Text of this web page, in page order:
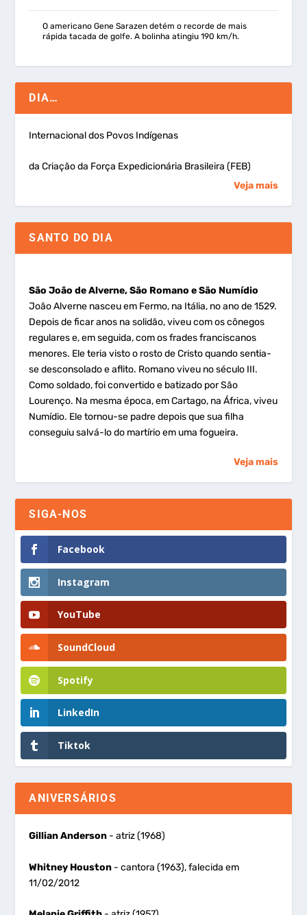
O americano Gene Sarazen detém o recorde de mais
rápida tacada de golfe. A bolinha atingiu 190 km/h.
DIA…
Internacional dos Povos Indígenas
da Criação da Força Expedicionária Brasileira (FEB)
Veja mais
SANTO DO DIA
São João de Alverne, São Romano e São Numídio
João Alverne nasceu em Fermo, na Itália, no ano de 1529.
Depois de ficar anos na solidão, viveu com os cônegos
regulares e, em seguida, com os frades franciscanos
menores. Ele teria visto o rosto de Cristo quando sentia-
se desconsolado e aflito. Romano viveu no século III.
Como soldado, foi convertido e batizado por São
Lourenço. Na mesma época, em Cartago, na África, viveu
Numídio. Ele tornou-se padre depois que sua filha
conseguiu salvá-lo do martírio em uma fogueira.
Veja mais
SIGA-NOS
Facebook
Instagram
YouTube
SoundCloud
Spotify
LinkedIn
Tiktok
ANIVERSÁRIOS
Gillian Anderson - atriz (1968)
Whitney Houston - cantora (1963), falecida em
11/02/2012